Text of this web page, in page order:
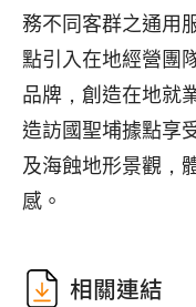
務不同客群之通用
點引入在地經營團
品牌，創造在地就
造訪國聖埔據點享
及海蝕地形景觀，
感。
相關連結